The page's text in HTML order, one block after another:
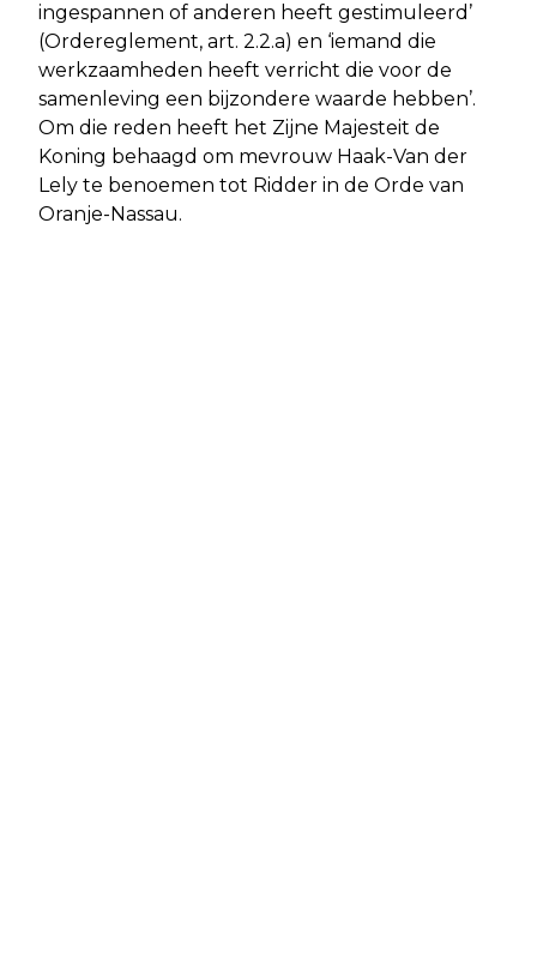
ingespannen of anderen heeft gestimuleerd’
(Ordereglement, art. 2.2.a) en ‘iemand die
werkzaamheden heeft verricht die voor de
samenleving een bijzondere waarde hebben’.
Om die reden heeft het Zijne Majesteit de
Koning behaagd om mevrouw Haak-Van der
Lely te benoemen tot Ridder in de Orde van
Oranje-Nassau.